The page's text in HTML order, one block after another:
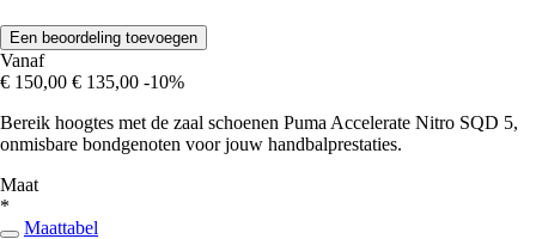
Een beoordeling toevoegen
Vanaf
€ 150,00 € 135,00 -10%
Bereik hoogtes met de zaal schoenen Puma Accelerate Nitro SQD 5,
onmisbare bondgenoten voor jouw handbalprestaties.
Maat
*
Maattabel